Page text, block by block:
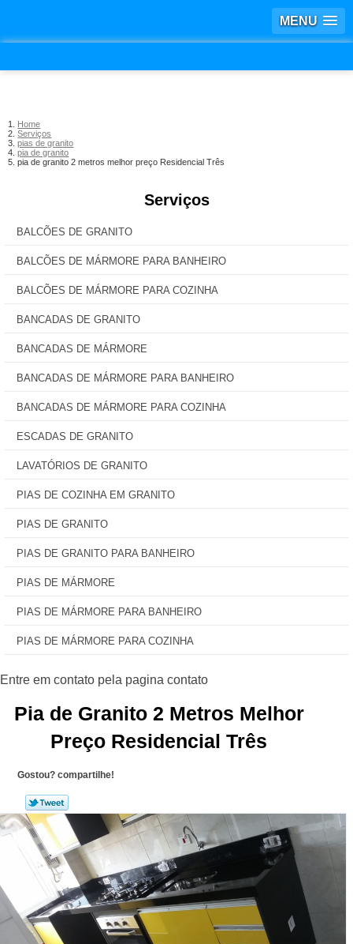
MENU
Home
Serviços
pias de granito
pia de granito
pia de granito 2 metros melhor preço Residencial Três
Serviços
BALCÕES DE GRANITO
BALCÕES DE MÁRMORE PARA BANHEIRO
BALCÕES DE MÁRMORE PARA COZINHA
BANCADAS DE GRANITO
BANCADAS DE MÁRMORE
BANCADAS DE MÁRMORE PARA BANHEIRO
BANCADAS DE MÁRMORE PARA COZINHA
ESCADAS DE GRANITO
LAVATÓRIOS DE GRANITO
PIAS DE COZINHA EM GRANITO
PIAS DE GRANITO
PIAS DE GRANITO PARA BANHEIRO
PIAS DE MÁRMORE
PIAS DE MÁRMORE PARA BANHEIRO
PIAS DE MÁRMORE PARA COZINHA
Pia de Granito 2 Metros Melhor
Preço Residencial Três
Gostou? compartilhe!